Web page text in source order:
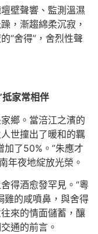
壁聲響、監測溫濕
，漸趨綿柔沉寂，
“舍得”，舍烈性聲
家常相伴
鄉。當涪江之濱的
世撞出了暖和的羈
加了50%。”朱應才
年夜地綻放光榮。
得酒愈發罕見。“粵
雞的咸噴鼻，與舍得
來的情面儲蓄，釀
通的前言。